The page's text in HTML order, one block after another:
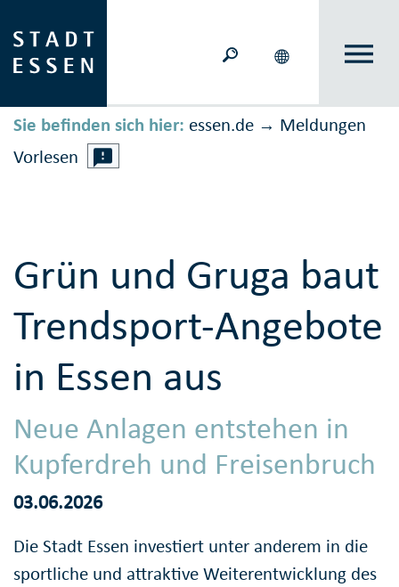
Sie befinden sich hier: essen.de → Meldungen
Vorlesen
Grün und Gruga baut
Trendsport-Angebote
in Essen aus
Neue Anlagen entstehen in
Kupferdreh und Freisenbruch
03.06.2026
Die Stadt Essen investiert unter anderem in die
sportliche und attraktive Weiterentwicklung des